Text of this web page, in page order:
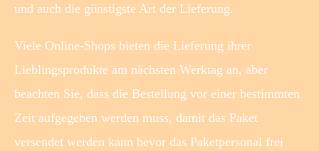
und auch die günstigste Art der Lieferung.
Viele Online-Shops bieten die Lieferung ihrer
Lieblingsprodukte am nächsten Werktag an, aber
beachten Sie, dass die Bestellung vor einer bestimmten
Zeit aufgegeben werden muss, damit das Paket
versendet werden kann bevor das Paketpersonal frei